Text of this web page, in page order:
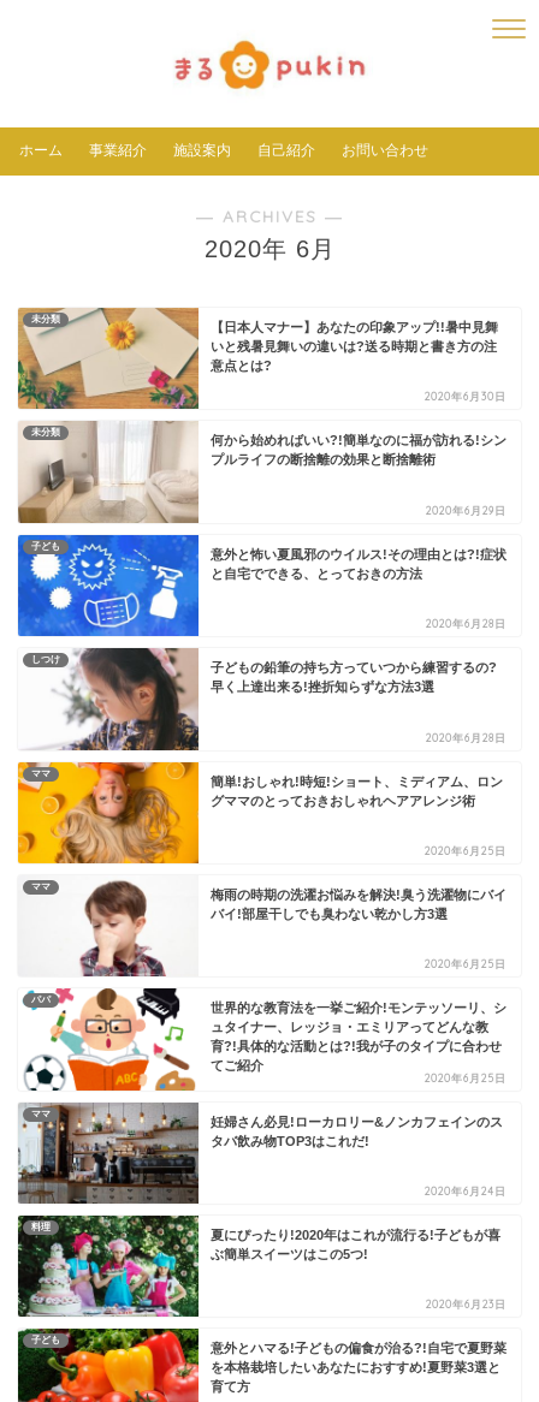
ホーム 事業紹介 施設案内 自己紹介 お問い合わせ
― ARCHIVES ―
2020年 6月
未分類
【日本人マナー】あなたの印象アップ!!暑中見舞
いと残暑見舞いの違いは?送る時期と書き方の注
意点とは?
2020年6月30日
未分類
何から始めればいい?!簡単なのに福が訪れる!シン
プルライフの断捨離の効果と断捨離術
2020年6月29日
子ども
意外と怖い夏風邪のウイルス!その理由とは?!症状
と自宅でできる、とっておきの方法
2020年6月28日
しつけ
子どもの鉛筆の持ち方っていつから練習するの?
早く上達出来る!挫折知らずな方法3選
2020年6月28日
ママ
簡単!おしゃれ!時短!ショート、ミディアム、ロン
グママのとっておきおしゃれヘアアレンジ術
2020年6月25日
ママ
梅雨の時期の洗濯お悩みを解決!臭う洗濯物にバイ
バイ!部屋干しでも臭わない乾かし方3選
2020年6月25日
パパ
世界的な教育法を一挙ご紹介!モンテッソーリ、シ
ュタイナー、レッジョ・エミリアってどんな教
育?!具体的な活動とは?!我が子のタイプに合わせ
てご紹介
2020年6月25日
ママ
妊婦さん必見!ローカロリー&ノンカフェインのス
タバ飲み物TOP3はこれだ!
2020年6月24日
料理
夏にぴったり!2020年はこれが流行る!子どもが喜
ぶ簡単スイーツはこの5つ!
2020年6月23日
子ども
意外とハマる!子どもの偏食が治る?!自宅で夏野菜
を本格栽培したいあなたにおすすめ!夏野菜3選と
育て方